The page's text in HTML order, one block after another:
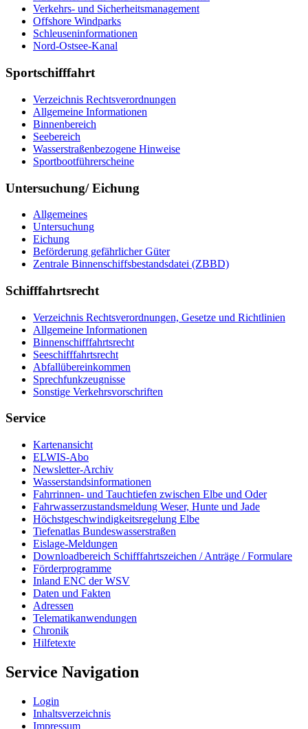
Verkehrs- und Sicherheitsmanagement
Offshore Windparks
Schleuseninformationen
Nord-Ostsee-Kanal
Sportschifffahrt
Verzeichnis Rechtsverordnungen
Allgemeine Informationen
Binnenbereich
Seebereich
Wasserstraßenbezogene Hinweise
Sportbootführerscheine
Untersuchung/ Eichung
Allgemeines
Untersuchung
Eichung
Beförderung gefährlicher Güter
Zentrale Binnenschiffsbestandsdatei (ZBBD)
Schifffahrtsrecht
Verzeichnis Rechtsverordnungen, Gesetze und Richtlinien
Allgemeine Informationen
Binnenschifffahrtsrecht
Seeschifffahrtsrecht
Abfallübereinkommen
Sprechfunkzeugnisse
Sonstige Verkehrsvorschriften
Service
Kartenansicht
ELWIS-Abo
Newsletter-Archiv
Wasserstandsinformationen
Fahrrinnen- und Tauchtiefen zwischen Elbe und Oder
Fahrwasserzustandsmeldung Weser, Hunte und Jade
Höchstgeschwindigkeitsregelung Elbe
Tiefenatlas Bundeswasserstraßen
Eislage-Meldungen
Downloadbereich Schifffahrtszeichen / Anträge / Formulare
Förderprogramme
Inland ENC der WSV
Daten und Fakten
Adressen
Telematikanwendungen
Chronik
Hilfetexte
Service Navigation
Login
Inhaltsverzeichnis
Impressum